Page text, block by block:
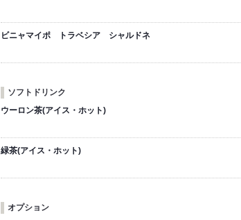
ビニャマイポ トラベシア シャルドネ
ソフトドリンク
ウーロン茶(アイス・ホット)
緑茶(アイス・ホット)
オプション